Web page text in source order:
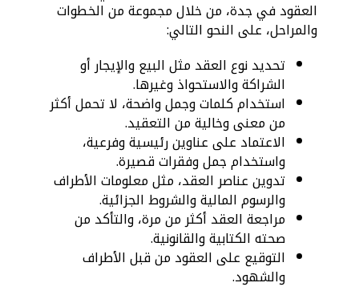
العقود في جدة، من خلال مجموعة من الخطوات
والمراحل، على النحو التالي:
تحديد نوع العقد مثل البيع والإيجار أو
الشراكة والاستحواذ وغيرها.
استخدام كلمات وجمل واضحة، لا تحمل أكثر
من معنى وخالية من التعقيد.
الاعتماد على عناوين رئيسية وفرعية،
واستخدام جمل وفقرات قصيرة.
تدوين عناصر العقد، مثل معلومات الأطراف
والرسوم المالية والشروط الجزائية.
مراجعة العقد أكثر من مرة، والتأكد من
صحته الكتابية والقانونية.
التوقيع على العقود من قبل الأطراف
والشهود.